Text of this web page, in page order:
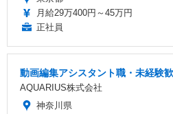
月給29万400円～45万円
正社員
動画編集アシスタント職・未経験
AQUARIUS株式会社
神奈川県